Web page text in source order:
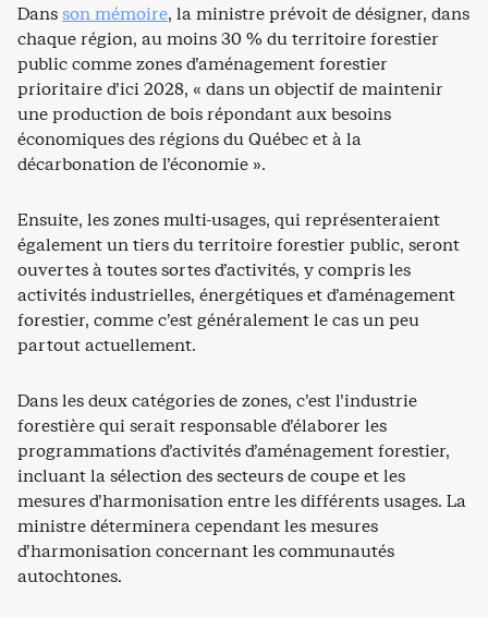
Dansson mémoire, la ministre prévoit de désigner, dans
chaque région, au moins 30 % du territoire forestier
public comme zones d’aménagement forestier
prioritaire d’ici 2028, « dans un objectif de maintenir
une production de bois répondant aux besoins
économiques des régions du Québec et à la
décarbonation de l’économie ».
Ensuite, les zones multi-usages, qui représenteraient
également un tiers du territoire forestier public, seront
ouvertes à toutes sortes d’activités, y compris les
activités industrielles, énergétiques et d’aménagement
forestier, comme c’est généralement le cas un peu
partout actuellement.
Dans les deux catégories de zones, c’est l’industrie
forestière qui serait responsable d’élaborer les
programmations d’activités d’aménagement forestier,
incluant la sélection des secteurs de coupe et les
mesures d’harmonisation entre les différents usages. La
ministre déterminera cependant les mesures
d’harmonisation concernant les communautés
autochtones.